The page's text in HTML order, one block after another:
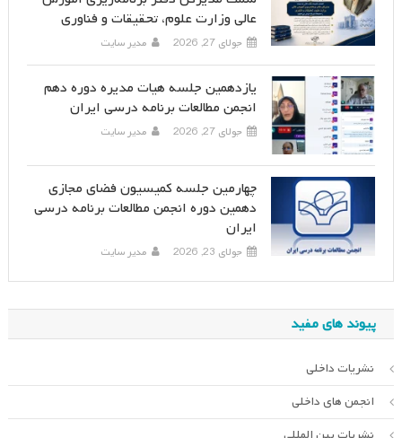
عالی وزارت علوم، تحقیقات و فناوری
جولای 27, 2026 مدیر سایت
یازدهمین جلسه هیات مدیره دوره دهم
انجمن مطالعات برنامه درسی ایران
جولای 27, 2026 مدیر سایت
چهارمین جلسه کمیسیون فضای مجازی
دهمین دوره انجمن مطالعات برنامه درسی
ایران
جولای 23, 2026 مدیر سایت
پیوند های مفید
نشریات داخلی
انجمن های داخلی